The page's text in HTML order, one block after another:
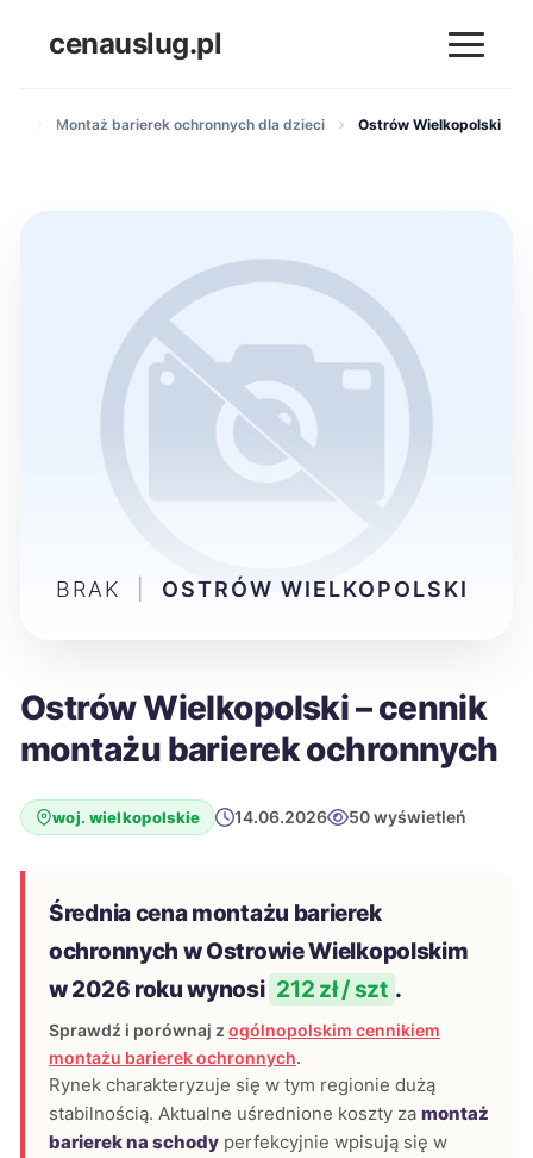
cenauslug.pl
Montaż barierek ochronnych dla dzieci Ostrów Wielkopolski
Ostrów Wielkopolski – cennik
montażu barierek ochronnych
woj. wielkopolskie 14.06.2026 50 wyświetleń
Średnia cena montażu barierek
ochronnych w Ostrowie Wielkopolskim
w 2026 roku wynosi 212 zł / szt .
Sprawdź i porównaj z ogólnopolskim cennikiem
montażu barierek ochronnych.
Rynek charakteryzuje się w tym regionie dużą
stabilnością. Aktualne uśrednione koszty za montaż
barierek na schody perfekcyjnie wpisują się w
BRAK OSTRÓW WIELKOPOLSKI